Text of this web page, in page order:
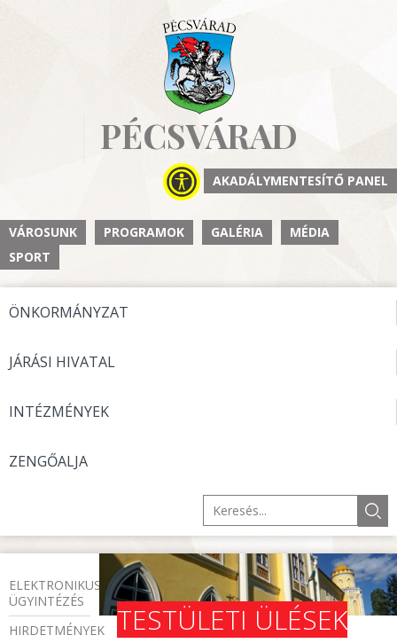
PÉCSVÁRAD
AKADÁLYMENTESÍTŐ PANEL
VÁROSUNK PROGRAMOK GALÉRIA
MÉDIA
SPORT
ÖNKORMÁNYZAT
JÁRÁSI HIVATAL
INTÉZMÉNYEK
ZENGŐALJA
ELEKTRONIKUS
ÜGYINTÉZÉS
HIRDETMÉNYEK
TESTÜLETI ÜLÉSEK